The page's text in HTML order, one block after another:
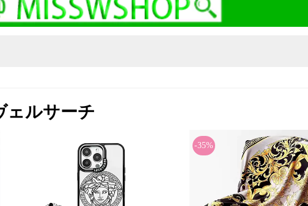
ェルサーチ
-35%